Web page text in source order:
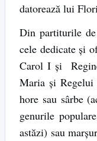
datorează lui
Din partiturile
cele dedicate şi
Carol I şi
Maria şi Regelui
hore sau sârbe
genurile
astăzi) sau